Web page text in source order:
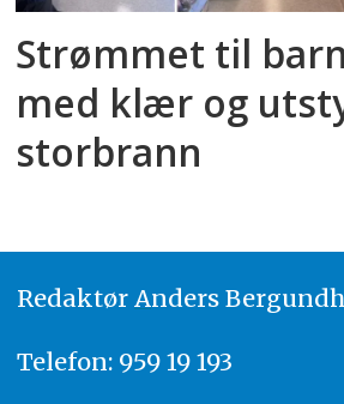
Strømmet til
med klær og
storbrann
Redaktør Anders
Telefon: 959 19 193